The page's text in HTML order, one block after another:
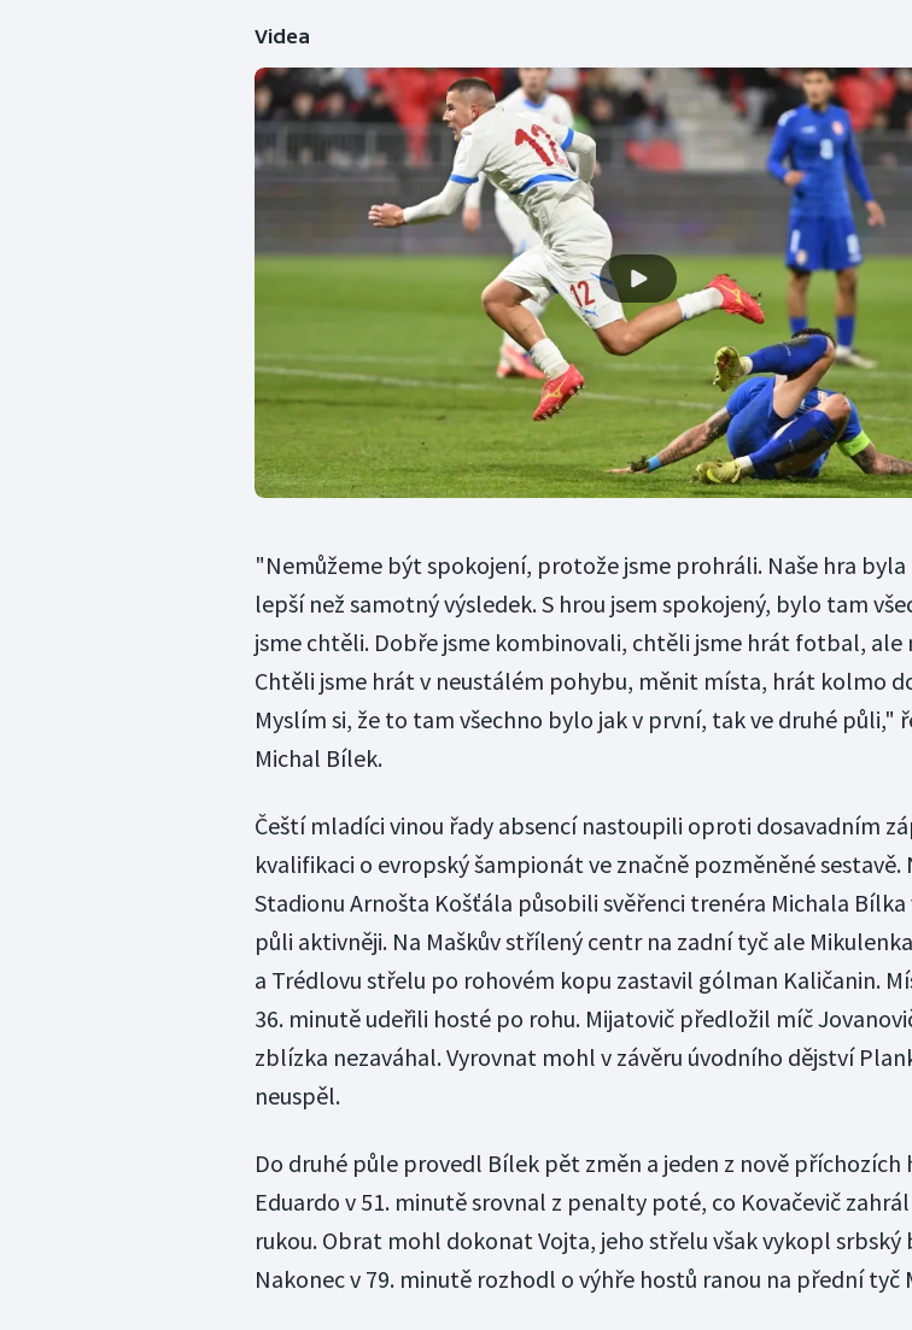
Videa
"Nemůžeme být spokojení, protože jsme prohráli. Naše hra
lepší než samotný výsledek. S hrou jsem spokojený, bylo tam
jsme chtěli. Dobře jsme kombinovali, chtěli jsme hrát fotbal, ale
Chtěli jsme hrát v neustálém pohybu, měnit místa, hrát kolmo
Myslím si, že to tam všechno bylo jak v první, tak ve druhé půli,"
Michal Bílek.
Čeští mladíci vinou řady absencí nastoupili oproti dosavadním
kvalifikaci o evropský šampionát ve značně pozměněné sestavě.
Stadionu Arnošta Košťála působili svěřenci trenéra Michala
půli aktivněji. Na Maškův střílený centr na zadní tyč ale
a Trédlovu střelu po rohovém kopu zastavil gólman Kaličanin.
36. minutě udeřili hosté po rohu. Mijatovič předložil míč
zblízka nezaváhal. Vyrovnat mohl v závěru úvodního dějství
neuspěl.
Do druhé půle provedl Bílek pět změn a jeden z nově příchozích
Eduardo v 51. minutě srovnal z penalty poté, co Kovačevič
rukou. Obrat mohl dokonat Vojta, jeho střelu však vykopl srbský
Nakonec v 79. minutě rozhodl o výhře hostů ranou na přední tyč